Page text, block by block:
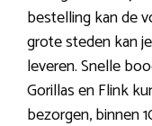
bestelling kan de
grote steden kan
leveren. Snelle
Gorillas en Flink
bezorgen, binnen